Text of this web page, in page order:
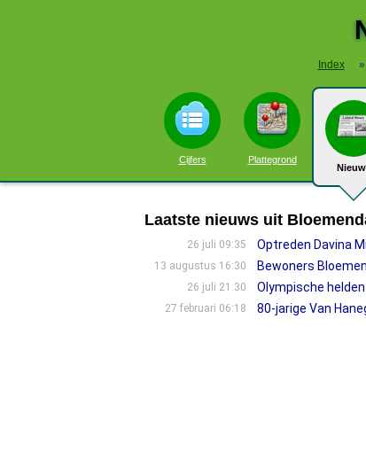
Index »
Cijfers Plattegrond
Laatste nieuws uit
26 juli 09:35 Optreden Davina
13 augustus 16:30 Bewoners
26 juli 21:30 Olympische
27 februari 06:18 80-jarige Van